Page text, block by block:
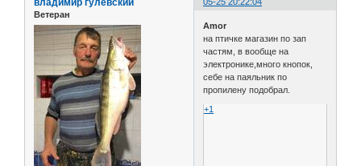
владимир гулевский
Ветеран
Amor
на птичке магазин по зап
частям, в вообще на
электронике,много кнопок,
себе на паяльник по
пропилену подобрал.
+1